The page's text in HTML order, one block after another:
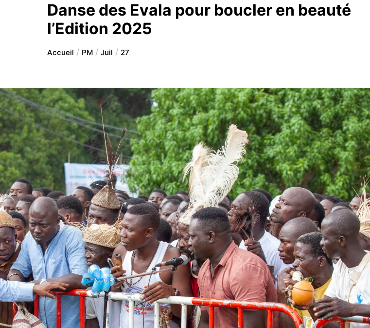
Danse des Evala pour boucler en beauté
l’Edition 2025
Accueil PM Juil 27